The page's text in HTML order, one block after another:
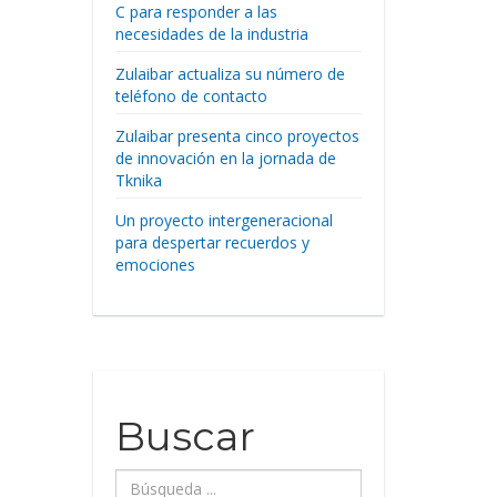
C para responder a las
necesidades de la industria
Zulaibar actualiza su número de
teléfono de contacto
Zulaibar presenta cinco proyectos
de innovación en la jornada de
Tknika
Un proyecto intergeneracional
para despertar recuerdos y
emociones
Buscar
Búsqueda